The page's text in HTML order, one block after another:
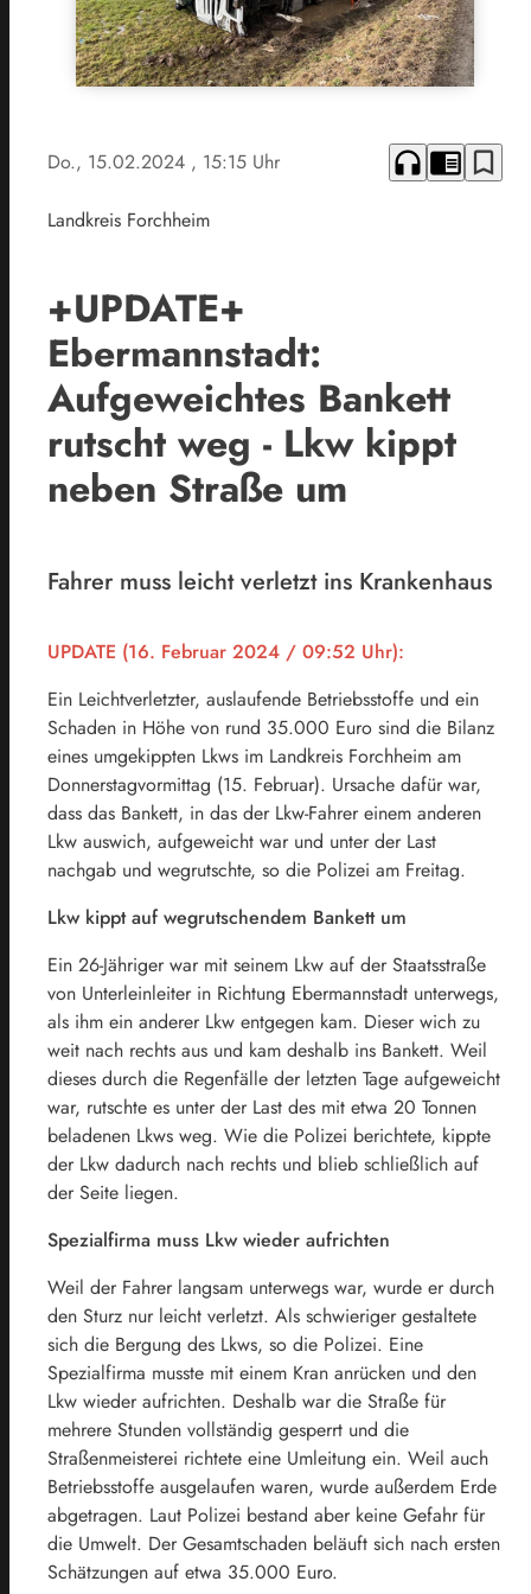
Do., 15.02.2024 , 15:15 Uhr headphones chrome_reader_mode bookmark_border
Landkreis Forchheim
+UPDATE+
Ebermannstadt:
Aufgeweichtes Bankett
rutscht weg - Lkw kippt
neben Straße um
Fahrer muss leicht verletzt ins Krankenhaus
UPDATE (16. Februar 2024 / 09:52 Uhr):
Ein Leichtverletzter, auslaufende Betriebsstoffe und ein
Schaden in Höhe von rund 35.000 Euro sind die Bilanz
eines umgekippten Lkws im Landkreis Forchheim am
Donnerstagvormittag (15. Februar). Ursache dafür war,
dass das Bankett, in das der Lkw-Fahrer einem anderen
Lkw auswich, aufgeweicht war und unter der Last
nachgab und wegrutschte, so die Polizei am Freitag.
Lkw kippt auf wegrutschendem Bankett um
Ein 26-Jähriger war mit seinem Lkw auf der Staatsstraße
von Unterleinleiter in Richtung Ebermannstadt unterwegs,
als ihm ein anderer Lkw entgegen kam. Dieser wich zu
weit nach rechts aus und kam deshalb ins Bankett. Weil
dieses durch die Regenfälle der letzten Tage aufgeweicht
war, rutschte es unter der Last des mit etwa 20 Tonnen
beladenen Lkws weg. Wie die Polizei berichtete, kippte
der Lkw dadurch nach rechts und blieb schließlich auf
der Seite liegen.
Spezialfirma muss Lkw wieder aufrichten
Weil der Fahrer langsam unterwegs war, wurde er durch
den Sturz nur leicht verletzt. Als schwieriger gestaltete
sich die Bergung des Lkws, so die Polizei. Eine
Spezialfirma musste mit einem Kran anrücken und den
Lkw wieder aufrichten. Deshalb war die Straße für
mehrere Stunden vollständig gesperrt und die
Straßenmeisterei richtete eine Umleitung ein. Weil auch
Betriebsstoffe ausgelaufen waren, wurde außerdem Erde
abgetragen. Laut Polizei bestand aber keine Gefahr für
die Umwelt. Der Gesamtschaden beläuft sich nach ersten
Schätzungen auf etwa 35.000 Euro.